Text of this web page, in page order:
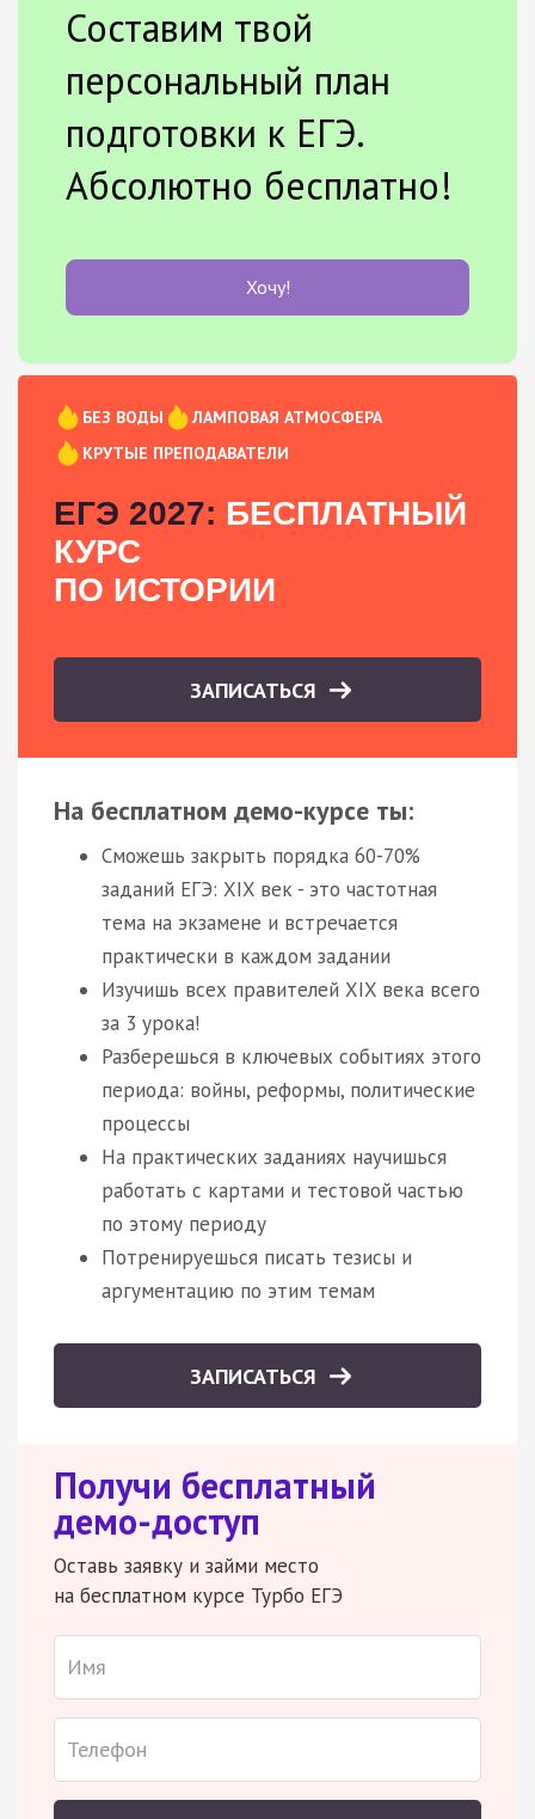
Составим твой
персональный план
подготовки к ЕГЭ.
Абсолютно бесплатно!
Хочу!
БЕЗ ВОДЫ
ЛАМПОВАЯ АТМОСФЕРА
КРУТЫЕ ПРЕПОДАВАТЕЛИ
ЕГЭ 2027: БЕСПЛАТНЫЙ
КУРС
ПО ИСТОРИИ
ЗАПИСАТЬСЯ
На бесплатном демо-курсе ты:
Сможешь закрыть порядка 60-70%
заданий ЕГЭ: XIX век - это частотная
тема на экзамене и встречается
практически в каждом задании
Изучишь всех правителей XIX века всего
за 3 урока!
Разберешься в ключевых событиях этого
периода: войны, реформы, политические
процессы
На практических заданиях научишься
работать с картами и тестовой частью
по этому периоду
Потренируешься писать тезисы и
аргументацию по этим темам
ЗАПИСАТЬСЯ
Получи бесплатный
демо-доступ
Оставь заявку и займи место
на бесплатном курсе Турбо ЕГЭ